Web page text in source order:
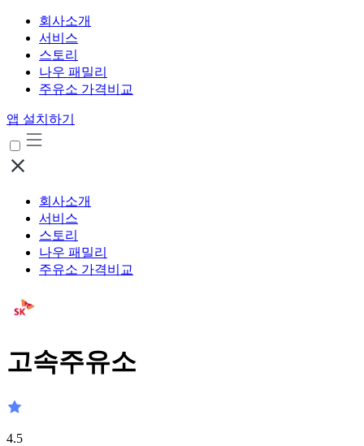
회사소개
서비스
스토리
나우 패밀리
주유소 가격비교
앱 설치하기
회사소개
서비스
스토리
나우 패밀리
주유소 가격비교
고속주유소
4.5